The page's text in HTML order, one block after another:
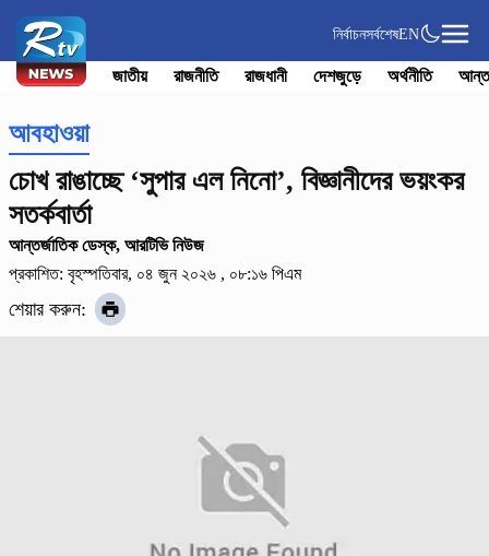
নির্বাচনসর্বশেষEN
জাতীয় রাজনীতি রাজধানী দেশজুড়ে অর্থনীতি
আবহাওয়া
চোখ রাঙাচ্ছে ‘সুপার এল নিনো’, বিজ্ঞানীদের ভয়ংকর
সতর্কবার্তা
আন্তর্জাতিক ডেস্ক, আরটিভি নিউজ
প্রকাশিত: বৃহস্পতিবার, ০৪ জুন ২০২৬ , ০৮:১৬ পিএম
শেয়ার করুন: